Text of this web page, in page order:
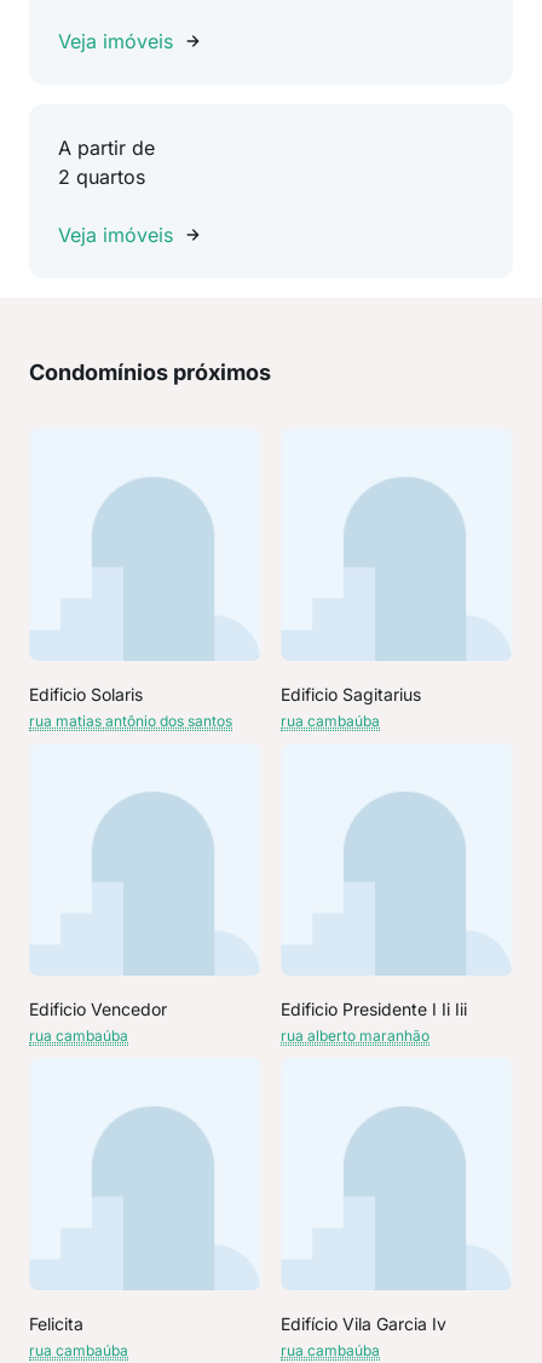
Veja imóveis
A partir de
2 quartos
Veja imóveis
Condomínios próximos
Edificio Solaris
rua matias antônio dos santos
Edificio Sagitarius
rua cambaúba
Edificio Vencedor
rua cambaúba
Edificio Presidente I Ii Iii
rua alberto maranhão
Felicita
rua cambaúba
Edifício Vila Garcia Iv
rua cambaúba